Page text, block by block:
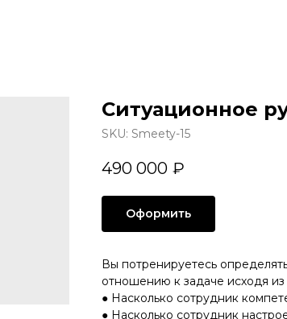
Ситуационное
SKU: Smeety-15
490 000 ₽
Оформить
Вы потренируетесь
отношению к задаче исходя из
● Насколько сотрудник
● Насколько сотрудник